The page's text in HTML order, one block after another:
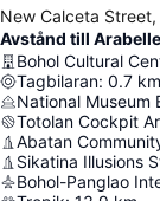
New Calceta
Avstånd till
Bohol Cultural
Tagbilaran: 0.7 km
National Museum
Totolan Cockpit
Abatan
Sikatina Illusions
Bohol-Panglao